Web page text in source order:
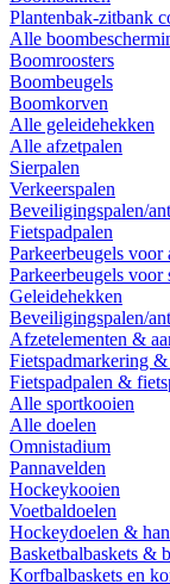
Plantenbak-zitbank
Alle
Boomroosters
Boombeugels
Boomkorven
Alle geleidehekken
Alle afzetpalen
Sierpalen
Verkeerspalen
Beveiligingspalen/
Fietspadpalen
Parkeerbeugels voor
Parkeerbeugels
Geleidehekken
Beveiligingspalen/
Afzetelementen &
Fietspadmarkering
Fietspadpalen &
Alle sportkooien
Alle doelen
Omnistadium
Pannavelden
Hockeykooien
Voetbaldoelen
Hockeydoelen &
Basketbalbaskets &
Korfbalbaskets en